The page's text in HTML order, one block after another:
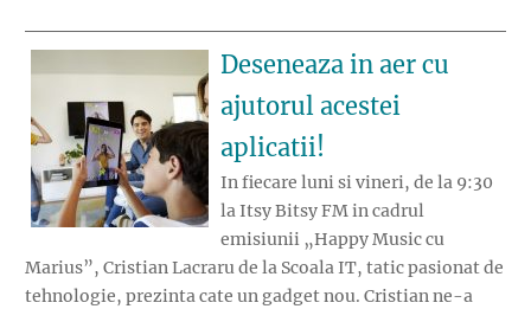
Deseneaza in aer cu
ajutorul acestei
aplicatii!
In fiecare luni si vineri, de la 9:30
la Itsy Bitsy FM in cadrul
emisiunii „Happy Music cu
Marius”, Cristian Lacraru de la Scoala IT, tatic pasionat de
tehnologie, prezinta cate un gadget nou. Cristian ne-a